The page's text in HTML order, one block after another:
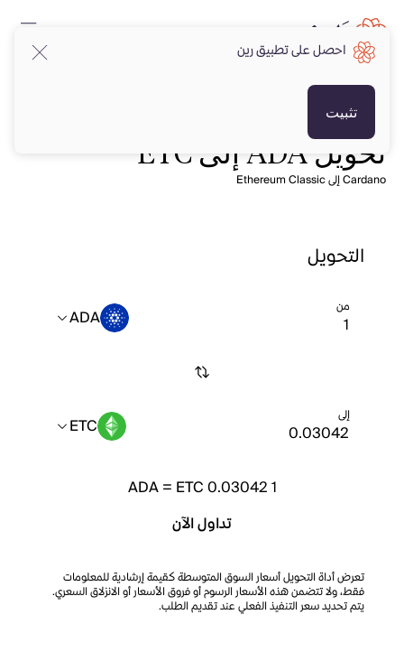
تحويل ADA إلى ETC
Cardano إلى Ethereum Classic
التحويل
من ADA
إلى ETC
1
ADA= ETC 0.03042
تداول الآن
تعرض أداة التحويل أسعار السوق المتوسطة كقيمة إرشادية للمعلومات
فقط، ولا تتضمن هذه الأسعار الرسوم أو فروق الأسعار أو الانزلاق السعري.
يتم تحديد سعر التنفيذ الفعلي عند تقديم الطلب.
احصل على تطبيق رين
تثبيت